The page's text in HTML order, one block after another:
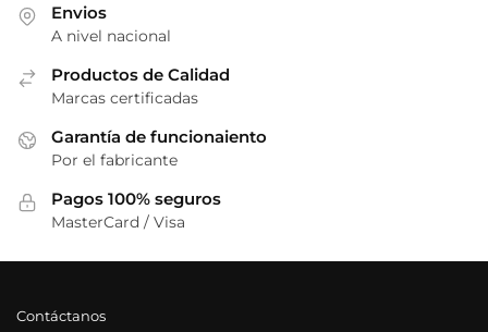
Envios
A nivel nacional
Productos de Calidad
Marcas certificadas
Garantía de funcionaiento
Por el fabricante
Pagos 100% seguros
MasterCard / Visa
Contáctanos